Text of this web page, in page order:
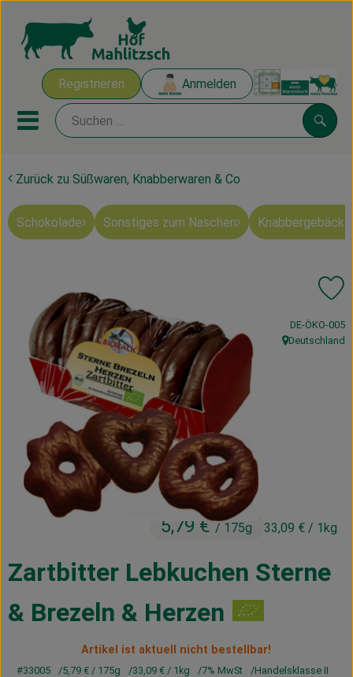
Registrieren Anmelden
Mobiles Menu öffnen oder
Ökokisten
Mahlitzscher Produkte
Ökokisten
Obst & Gemüse
Kühltheke
Vorratskammer
Getränke
Haus, Garten & Co.
Lieferservice
Zurück zu Süßwaren, Knabberwaren & Co
Schokolade Sonstiges zum Naschen Knabbergebäck
Zartbitter Lebkuchen Sterne
& Brezeln & Herzen
5,79 €/ 175g 33,09 € / 1kg
,DE-ÖKO-005
, Herkunft:
Deutschland
Artikel ist aktuell nicht bestellbar!
#33005 5,79 € / 175g 33,09 € / 1kg 7% MwSt Handelsklasse II